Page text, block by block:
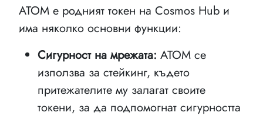
ATOM е родният токен на Cosmos Hub и
има няколко основни функции:
Сигурност на мрежата: ATOM се
използва за стейкинг, където
притежателите му залагат своите
токени, за да подпомогнат сигурността